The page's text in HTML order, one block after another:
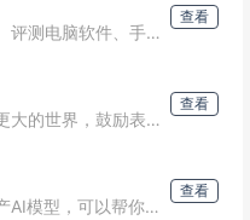
小众软件是一个分享、体验、评测电脑软件、手机应用、互联网产品的网站
查看
抖音让每一个人看见并连接更大的世界，鼓励表达、沟通和记录，激发创造，丰富人们的精神世界，让现实生活更美好。
查看
通义是一个通情、达义的国产AI模型，可以帮你解答问题、文档阅读、联网搜索并写作总结，最多支持1000万字的文档速读。通义tongyi.ai_你的全能AI助手
查看